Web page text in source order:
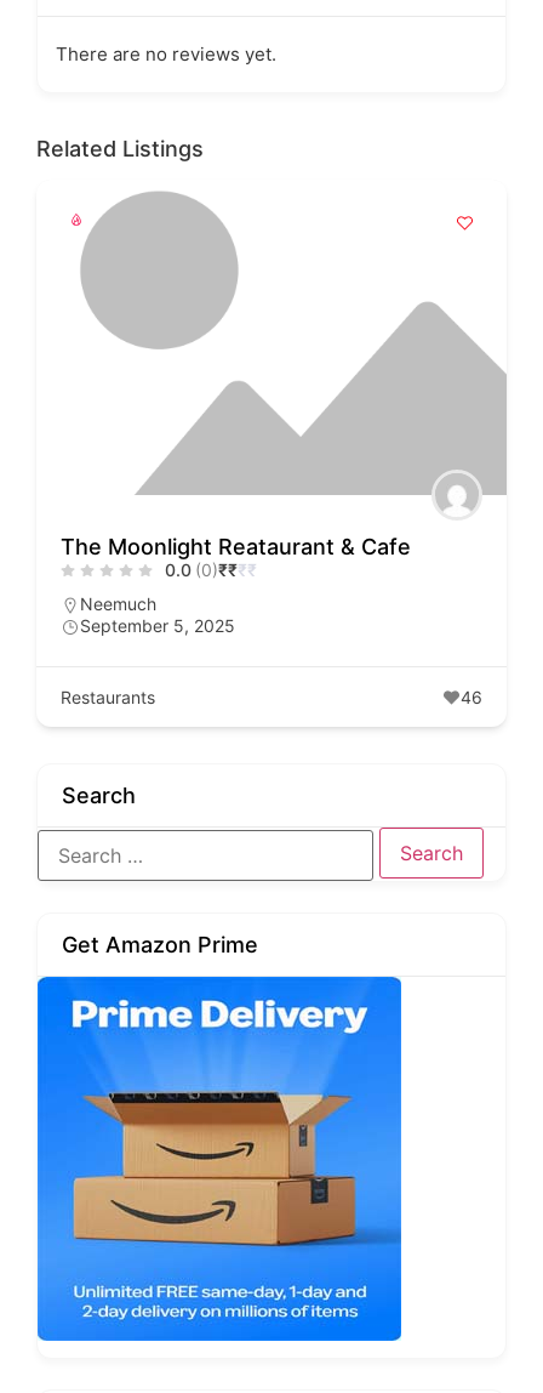
There are no reviews yet.
Related Listings
The Moonlight Reataurant & Cafe
0.0 (0)₹₹₹₹
Neemuch
September 5, 2025
Restaurants 46
Search
Get Amazon Prime